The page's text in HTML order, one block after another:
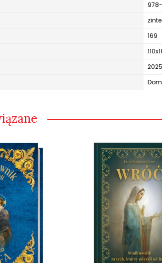
169
2025